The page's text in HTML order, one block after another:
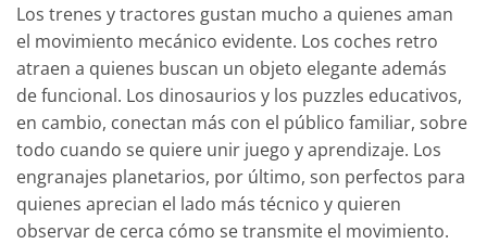
Los trenes y tractores gustan mucho a quienes aman
el movimiento mecánico evidente. Los coches retro
atraen a quienes buscan un objeto elegante además
de funcional. Los dinosaurios y los puzzles educativos,
en cambio, conectan más con el público familiar, sobre
todo cuando se quiere unir juego y aprendizaje. Los
engranajes planetarios, por último, son perfectos para
quienes aprecian el lado más técnico y quieren
observar de cerca cómo se transmite el movimiento.